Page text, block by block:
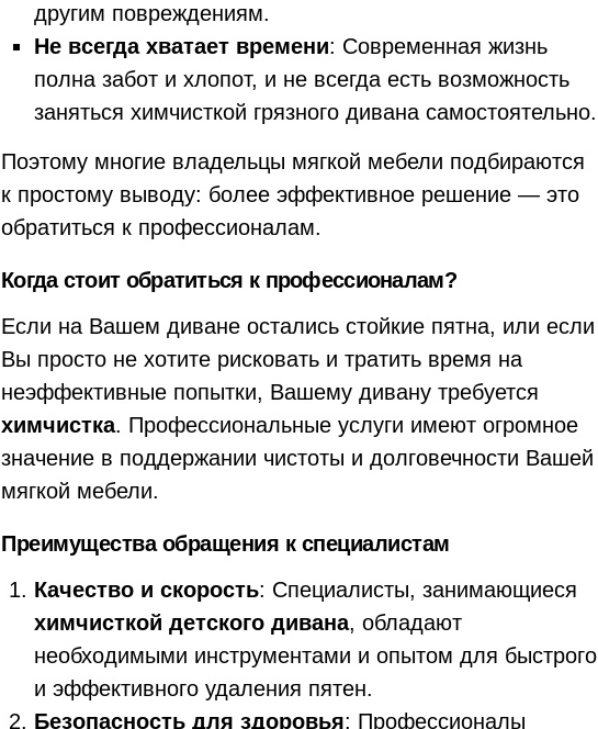
другим повреждениям.
Не всегда хватает времени: Современная жизнь
полна забот и хлопот, и не всегда есть возможность
заняться химчисткой грязного дивана самостоятельно.
Поэтому многие владельцы мягкой мебели подбираются
к простому выводу: более эффективное решение — это
обратиться к профессионалам.
Когда стоит обратиться к профессионалам?
Если на Вашем диване остались стойкие пятна, или если
Вы просто не хотите рисковать и тратить время на
неэффективные попытки, Вашему дивану требуется
химчистка. Профессиональные услуги имеют огромное
значение в поддержании чистоты и долговечности Вашей
мягкой мебели.
Преимущества обращения к специалистам
Качество и скорость: Специалисты, занимающиеся
химчисткой детского дивана, обладают
необходимыми инструментами и опытом для быстрого
и эффективного удаления пятен.
Безопасность для здоровья: Профессионалы